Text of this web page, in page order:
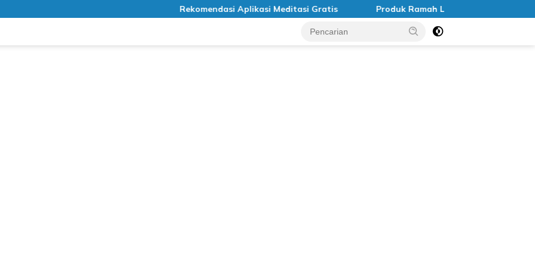
Rekomendasi Aplikasi Meditasi Gratis Produk Ramah Lingkungan di Indonesia